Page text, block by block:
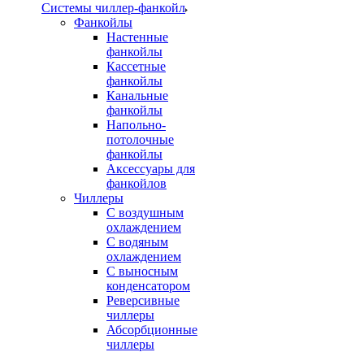
Системы чиллер-фанкойл
Фанкойлы
Настенные
фанкойлы
Кассетные
фанкойлы
Канальные
фанкойлы
Напольно-
потолочные
фанкойлы
Аксессуары для
фанкойлов
Чиллеры
С воздушным
охлаждением
С водяным
охлаждением
С выносным
конденсатором
Реверсивные
чиллеры
Абсорбционные
чиллеры